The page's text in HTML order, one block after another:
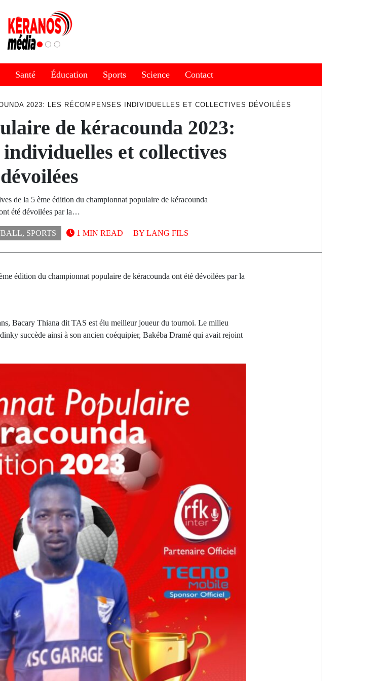
Santé Éducation Sports Science Contact
2023: LES RÉCOMPENSES INDIVIDUELLES ET COLLECTIVES DÉVOILÉES
de kéracounda 2023:
individuelles et collectives
dévoilées
de la 5 ème édition du championnat populaire de kéracounda
été dévoilées par la…
, SPORTS BY LANG FILS
1 MIN READ
édition du championnat populaire de kéracounda ont été dévoilées par la
Bacary Thiana dit TAS est élu meilleur joueur du tournoi. Le milieu
succède ainsi à son ancien coéquipier, Bakéba Dramé qui avait rejoint